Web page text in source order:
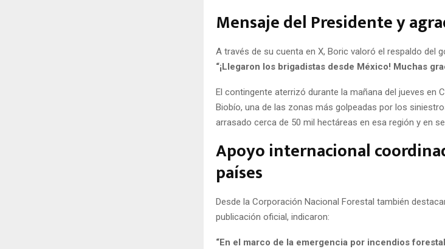
Mensaje del Presidente y
A través de su cuenta en X, Boric valoró el respaldo del
“¡Llegaron los brigadistas desde México! Muchas
El contingente aterrizó durante la mañana del jueves en
Biobío, una de las zonas más golpeadas por los
arrasado cerca de 50 mil hectáreas en esa región y en
Apoyo internacional
países
Desde la Corporación Nacional Forestal también
publicación oficial, indicaron:
“En el marco de la emergencia por incendios